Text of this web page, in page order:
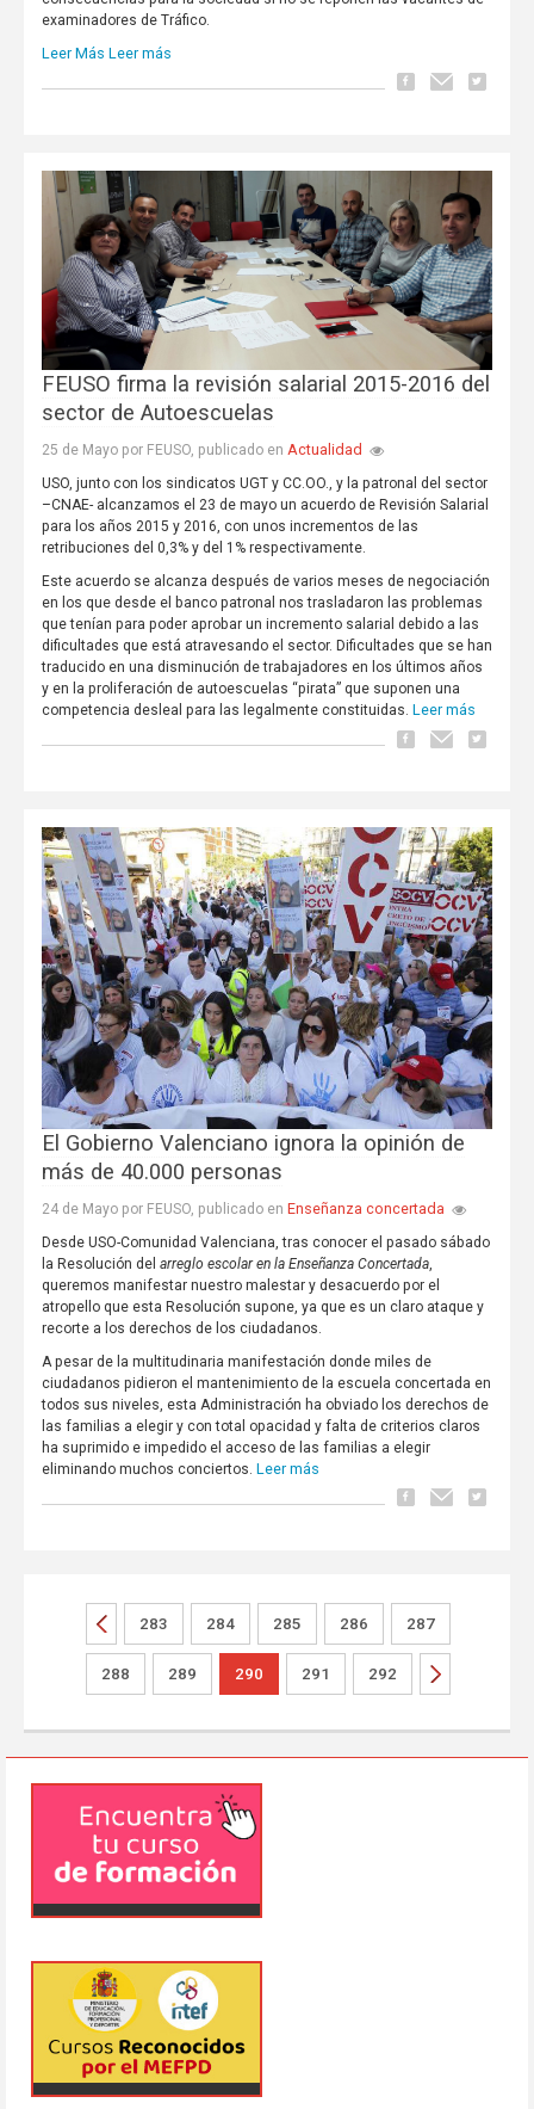
examinadores de Tráfico.
Leer Más Leer más
FEUSO firma la revisión salarial 2015-2016 del
sector de Autoescuelas
25 de Mayo por FEUSO, publicado en Actualidad
USO, junto con los sindicatos UGT y CC.OO., y la patronal del sector
–CNAE- alcanzamos el 23 de mayo un acuerdo de Revisión Salarial
para los años 2015 y 2016, con unos incrementos de las
retribuciones del 0,3% y del 1% respectivamente.
Este acuerdo se alcanza después de varios meses de negociación
en los que desde el banco patronal nos trasladaron las problemas
que tenían para poder aprobar un incremento salarial debido a las
dificultades que está atravesando el sector. Dificultades que se han
traducido en una disminución de trabajadores en los últimos años
y en la proliferación de autoescuelas “pirata” que suponen una
competencia desleal para las legalmente constituidas. Leer más
El Gobierno Valenciano ignora la opinión de
más de 40.000 personas
24 de Mayo por FEUSO, publicado en Enseñanza concertada
Desde USO-Comunidad Valenciana, tras conocer el pasado sábado
la Resolución del arreglo escolar en la Enseñanza Concertada,
queremos manifestar nuestro malestar y desacuerdo por el
atropello que esta Resolución supone, ya que es un claro ataque y
recorte a los derechos de los ciudadanos.
A pesar de la multitudinaria manifestación donde miles de
ciudadanos pidieron el mantenimiento de la escuela concertada en
todos sus niveles, esta Administración ha obviado los derechos de
las familias a elegir y con total opacidad y falta de criterios claros
ha suprimido e impedido el acceso de las familias a elegir
eliminando muchos conciertos. Leer más
283 284 285 286 287
288 289 290 291 292